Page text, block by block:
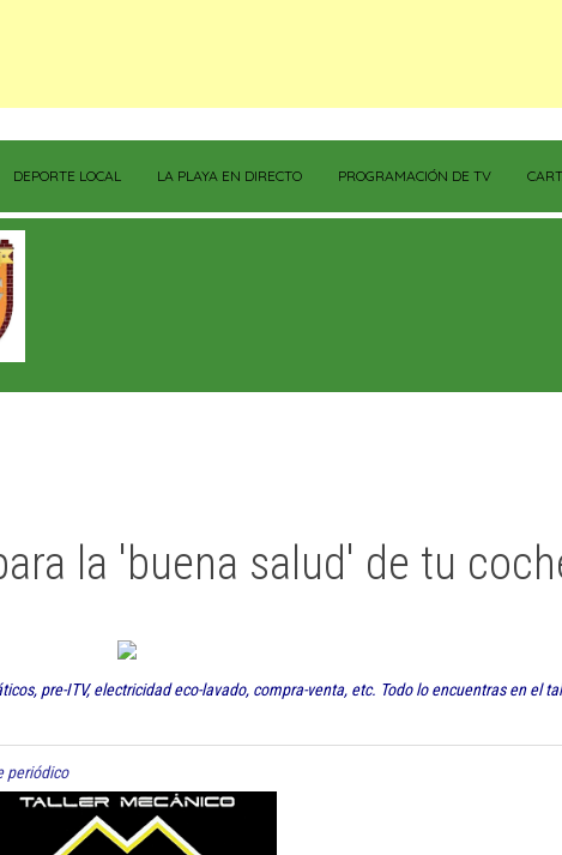
DEPORTE LOCAL LA PLAYA EN DIRECTO PROGRAMACIÓN DE TV
la 'buena salud' de tu
pre-ITV, electricidad eco-lavado, compra-venta, etc. Todo lo encuentras en el
periódico